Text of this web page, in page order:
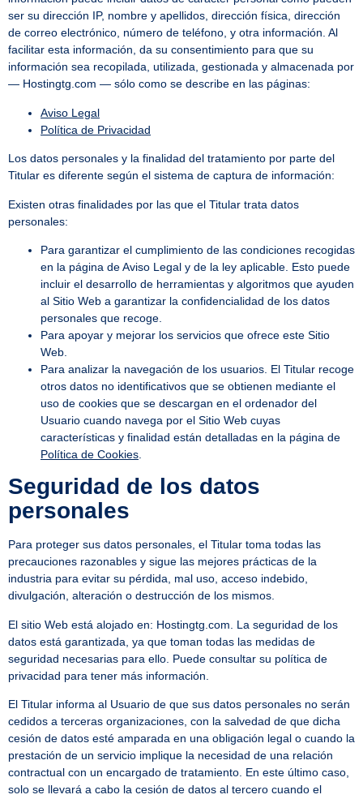
ser su dirección IP, nombre y apellidos, dirección física, dirección
de correo electrónico, número de teléfono, y otra información. Al
facilitar esta información, da su consentimiento para que su
información sea recopilada, utilizada, gestionada y almacenada por
— Hostingtg.com — sólo como se describe en las páginas:
Aviso Legal
Política de Privacidad
Los datos personales y la finalidad del tratamiento por parte del
Titular es diferente según el sistema de captura de información:
Existen otras finalidades por las que el Titular trata datos
personales:
Para garantizar el cumplimiento de las condiciones recogidas
en la página de Aviso Legal y de la ley aplicable. Esto puede
incluir el desarrollo de herramientas y algoritmos que ayuden
al Sitio Web a garantizar la confidencialidad de los datos
personales que recoge.
Para apoyar y mejorar los servicios que ofrece este Sitio
Web.
Para analizar la navegación de los usuarios. El Titular recoge
otros datos no identificativos que se obtienen mediante el
uso de cookies que se descargan en el ordenador del
Usuario cuando navega por el Sitio Web cuyas
características y finalidad están detalladas en la página de
Política de Cookies
Seguridad de los datos
personales
Para proteger sus datos personales, el Titular toma todas las
precauciones razonables y sigue las mejores prácticas de la
industria para evitar su pérdida, mal uso, acceso indebido,
divulgación, alteración o destrucción de los mismos.
El sitio Web está alojado en: Hostingtg.com. La seguridad de los
datos está garantizada, ya que toman todas las medidas de
seguridad necesarias para ello. Puede consultar su política de
privacidad para tener más información.
El Titular informa al Usuario de que sus datos personales no serán
cedidos a terceras organizaciones, con la salvedad de que dicha
cesión de datos esté amparada en una obligación legal o cuando la
prestación de un servicio implique la necesidad de una relación
contractual con un encargado de tratamiento. En este último caso,
solo se llevará a cabo la cesión de datos al tercero cuando el